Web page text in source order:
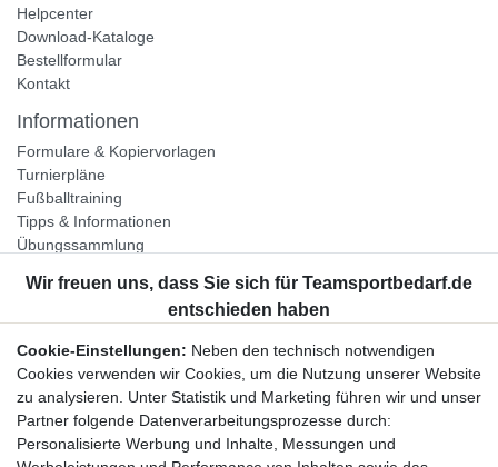
Helpcenter
Download-Kataloge
Bestellformular
Kontakt
Informationen
Formulare & Kopiervorlagen
Turnierpläne
Fußballtraining
Tipps & Informationen
Übungssammlung
Unternehmen
Widerrufsrecht
Bestellung widerrufen
Datenschutzerklärung
Cookie-Einstellungen: Neben den technisch notwendigen
Cookies verwenden wir Cookies, um die Nutzung unserer Website
zu analysieren. Unter Statistik und Marketing führen wir und unser
Partner folgende Datenverarbeitungsprozesse durch:
Personalisierte Werbung und Inhalte, Messungen und